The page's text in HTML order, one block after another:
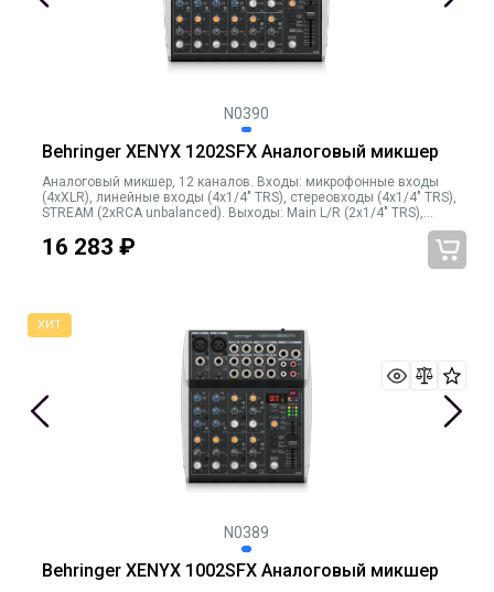
N0390
Behringer XENYX 1202SFX Аналоговый микшер
Аналоговый микшер, 12 каналов. Входы: микрофонные входы
(4xXLR), линейные входы (4x1/4" TRS), стереовходы (4x1/4" TRS),
STREAM (2xRCA unbalanced). Выходы: Main L/R (2x1/4" TRS),
Эквалайзер: 3-полосный на каждом канале. Процессор эффектов
KLARK TEKNIK. Возможность подключения внешнего процессора
16 283 ₽
N0389
Behringer XENYX 1002SFX Аналоговый микшер